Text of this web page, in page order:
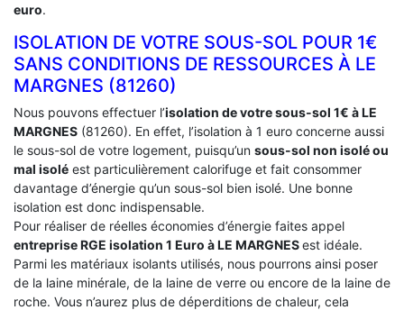
euro.
ISOLATION DE VOTRE SOUS-SOL POUR 1€
SANS CONDITIONS DE RESSOURCES À ‎LE
MARGNES (81260)
Nous pouvons effectuer l’isolation de votre sous-sol 1€ à LE
MARGNES (81260). En effet, l’isolation à 1 euro concerne aussi
le sous-sol de votre logement, puisqu’un sous-sol non isolé ou
mal isolé est particulièrement calorifuge et fait consommer
davantage d’énergie qu’un sous-sol bien isolé. Une bonne
isolation est donc indispensable.
Pour réaliser de réelles économies d’énergie faites appel
entreprise RGE isolation 1 Euro à LE MARGNESest idéale.
Parmi les matériaux isolants utilisés, nous pourrons ainsi poser
de la laine minérale, de la laine de verre ou encore de la laine de
roche. Vous n’aurez plus de déperditions de chaleur, cela